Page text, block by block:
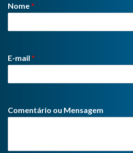
Nome*
E-mail *
Comentário ou Mensagem